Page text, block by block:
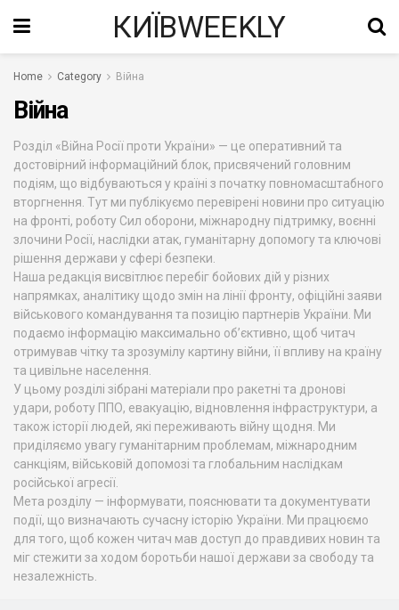
КИЇВWEEKLY
Home Category Війна
Війна
Розділ «Війна Росії проти України» — це оперативний та
достовірний інформаційний блок, присвячений головним
подіям, що відбуваються у країні з початку повномасштабного
вторгнення. Тут ми публікуємо перевірені новини про ситуацію
на фронті, роботу Сил оборони, міжнародну підтримку, воєнні
злочини Росії, наслідки атак, гуманітарну допомогу та ключові
рішення держави у сфері безпеки.
Наша редакція висвітлює перебіг бойових дій у різних
напрямках, аналітику щодо змін на лінії фронту, офіційні заяви
військового командування та позицію партнерів України. Ми
подаємо інформацію максимально об’єктивно, щоб читач
отримував чітку та зрозумілу картину війни, її впливу на країну
та цивільне населення.
У цьому розділі зібрані матеріали про ракетні та дронові
удари, роботу ППО, евакуацію, відновлення інфраструктури, а
також історії людей, які переживають війну щодня. Ми
приділяємо увагу гуманітарним проблемам, міжнародним
санкціям, військовій допомозі та глобальним наслідкам
російської агресії.
Мета розділу — інформувати, пояснювати та документувати
події, що визначають сучасну історію України. Ми працюємо
для того, щоб кожен читач мав доступ до правдивих новин та
міг стежити за ходом боротьби нашої держави за свободу та
незалежність.